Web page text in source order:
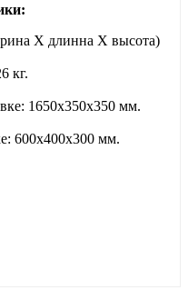
Х длинна Х высота)
кг.
1650х350х350 мм.
600х400х300 мм.